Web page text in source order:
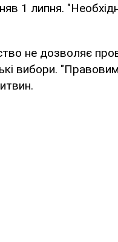
1 липня.
не дозволяє
вибори.